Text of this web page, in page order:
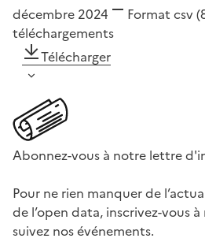
décembre 2024
Format csv
téléchargements
Télécharger
Abonnez-vous à notre lettre
Pour ne rien manquer de
de l’open data, inscrivez-vous
suivez nos événements.